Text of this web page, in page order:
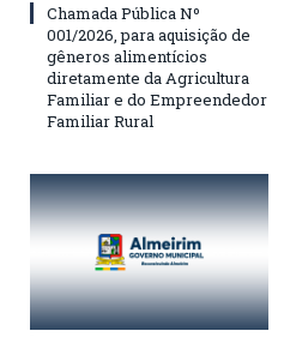
Chamada Pública Nº
001/2026, para aquisição de
gêneros alimentícios
diretamente da Agricultura
Familiar e do Empreendedor
Familiar Rural